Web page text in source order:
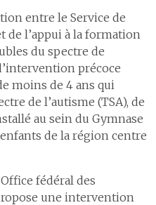
entre le Service de
de l’appui à la formation
du spectre de
précoce
moins de 4 ans qui
de l’autisme (TSA), de
au sein du Gymnase
de la région centre
fédéral des
une intervention